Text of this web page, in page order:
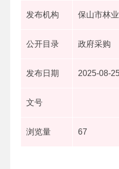
发布机构 保山市林
公开目录 政府采购
发布日期 2025-08-
文号
浏览量 67